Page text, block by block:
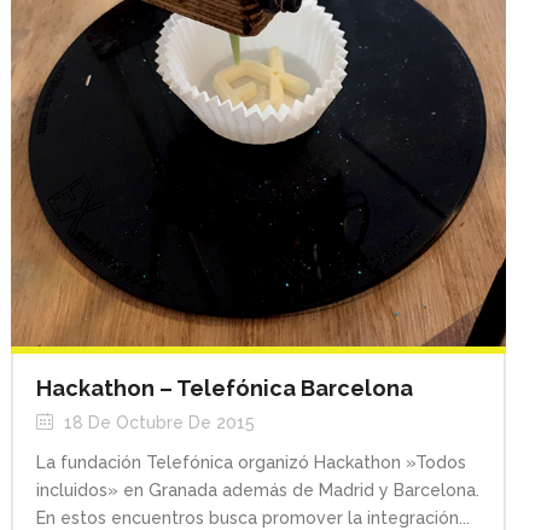
Hackathon – Telefónica Barcelona
18 De Octubre De 2015
La fundación Telefónica organizó Hackathon »Todos
incluidos» en Granada además de Madrid y Barcelona.
En estos encuentros busca promover la integración...